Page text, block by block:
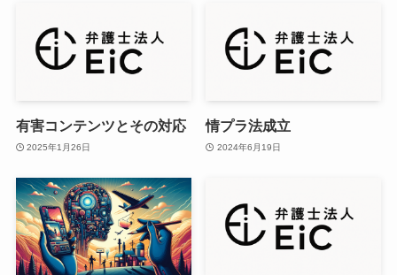
有害コンテンツとその対応
2025年1月26日
情プラ法成立
2024年6月19日